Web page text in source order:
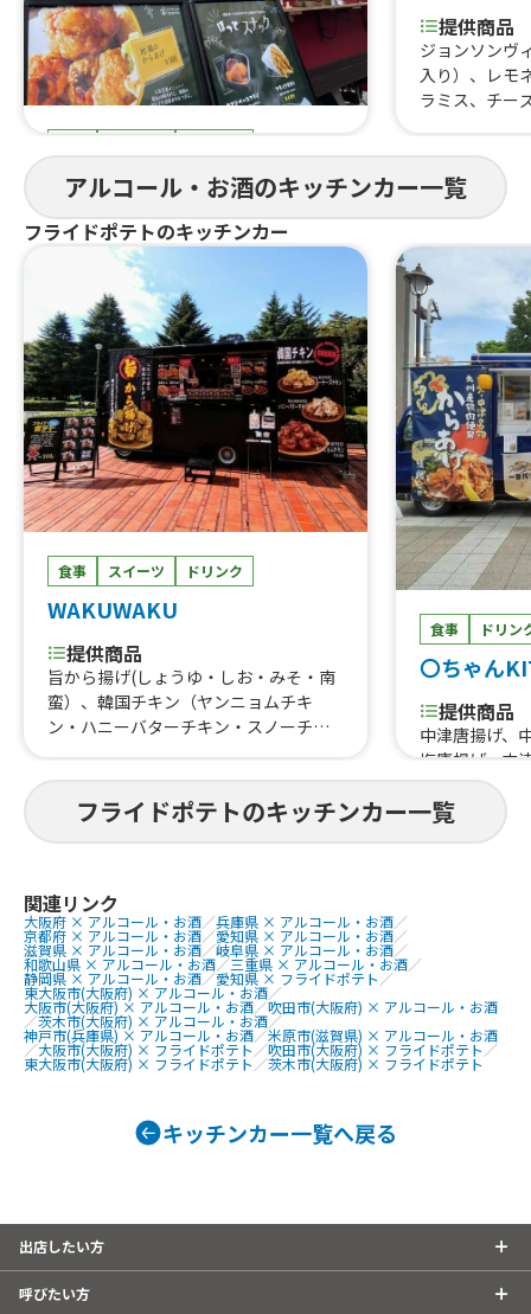
まると
提供商品
ぐるぐるウインナー、QQボール、生ビ
ール、ゆめかわひんやりスイーツ、豚
角煮丼、かき氷、ほっとスナック、か
す大根、ホットレモネード、唐揚げ、le
monade、つくねフリット、つくねカ
レー、つくねライス
提供商品
ジョンソンヴ
入り）、レモ
ラミス、チー
すじ煮込み、
重、はらみ
牛タン串、
にわ黒牛ステ
巻きおにぎり
熟成ハラミ串
焼肉丼、大阪
美人カステラ
0個、チュロ
ーク焼きそば
ェ、焼き鳥、
しパイン、な
ば、フランク
タン重、唐揚
こ焼き
アルコール・お酒のキッチンカー一覧
フライドポテトのキッチンカー
食事 スイーツ ドリンク
WAKUWAKU
提供商品
旨から揚げ(しょうゆ・しお・みそ・南
蛮）、韓国チキン（ヤンニョムチキ
ン・ハニーバターチキン・スノーチー
マヨチキン・ネギ塩チキン・ハニーコ
ンボチキン）、秩父天然水ふわふわか
き氷（18種類)、ふりふりポテト(18種
類のフレーバー）、チュロス、チーズ
ズボール、チヂミ、チキンナゲット、
ソトックソトック、肉巻きおにぎり、ア
メリカンドッグ、旨からBOX(しょう
ゆ・しお・みそ・南蛮・油淋鶏・めん
たいマヨ・スイートチリ)、旨から丼、
牛カルビ丼、缶ビール、オレンジジュ
ース100%、パイナップルジュース10
0%、ハイボール・コークハイ・ジンジ
食事 ドリン
〇ちゃん
提供商品
中津唐揚げ、
塩唐揚げ、中
タルタル弁当
分とり天、フ
ライ、チー
フライドポテトのキッチンカー一覧
関連リンク
大阪府 × アルコール・お酒／兵庫県 × アルコール・お酒／
京都府 × アルコール・お酒／愛知県 × アルコール・お酒／
滋賀県 × アルコール・お酒／岐阜県 × アルコール・お酒／
和歌山県 × アルコール・お酒／三重県 × アルコール・お酒／
静岡県 × アルコール・お酒／愛知県 × フライドポテト ／
東大阪市(大阪府) × アルコール・お酒／
大阪市(大阪府) × アルコール・お酒／吹田市(大阪府) × アルコール・お酒
／茨木市(大阪府) × アルコール・お酒／
神戸市(兵庫県) × アルコール・お酒／米原市(滋賀県) × アルコール・お酒
／大阪市(大阪府) × フライドポテト／吹田市(大阪府) × フライドポテト／
東大阪市(大阪府) × フライドポテト／茨木市(大阪府) × フライドポテト
キッチンカー一覧へ戻る
出店したい方
呼びたい方